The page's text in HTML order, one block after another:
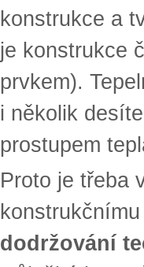
konstrukce a
je konstrukce
prvkem).
i několik
prostupem
Proto je třeba
dodržování